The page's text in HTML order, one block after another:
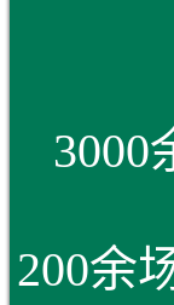
3000
200余